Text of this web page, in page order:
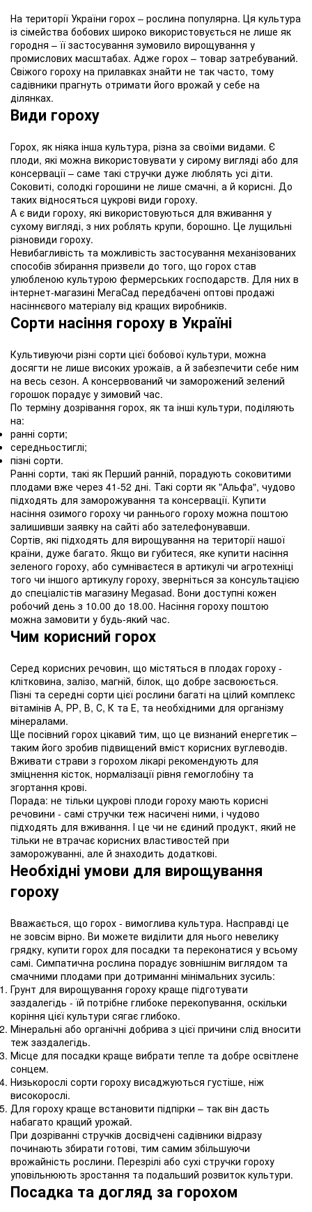
На території України горох – рослина популярна. Ця культура
із сімейства бобових широко використовується не лише як
городня – її застосування зумовило вирощування у
промислових масштабах. Адже горох – товар затребуваний.
Свіжого гороху на прилавках знайти не так часто, тому
садівники прагнуть отримати його врожай у себе на
ділянках.
Види гороху
Горох, як ніяка інша культура, різна за своїми видами. Є
плоди, які можна використовувати у сирому вигляді або для
консервації – саме такі стручки дуже люблять усі діти.
Соковиті, солодкі горошини не лише смачні, а й корисні. До
таких відносяться цукрові види гороху.
А є види гороху, які використовуються для вживання у
сухому вигляді, з них роблять крупи, борошно. Це лущильні
різновиди гороху.
Невибагливість та можливість застосування механізованих
способів збирання призвели до того, що горох став
улюбленою культурою фермерських господарств. Для них в
інтернет-магазині МегаСад передбачені оптові продажі
насіннєвого матеріалу від кращих виробників.
Сорти насіння гороху в Україні
Культивуючи різні сорти цієї бобової культури, можна
досягти не лише високих урожаїв, а й забезпечити себе ним
на весь сезон. А консервований чи заморожений зелений
горошок порадує у зимовий час.
По терміну дозрівання горох, як та інші культури, поділяють
на:
ранні сорти;
середньостиглі;
пізні сорти.
Ранні сорти, такі як Перший ранній, порадують соковитими
плодами вже через 41-52 дні. Такі сорти як "Альфа", чудово
підходять для заморожування та консервації. Купити
насіння озимого гороху чи раннього гороху можна поштою
залишивши заявку на сайті або зателефонувавши.
Сортів, які підходять для вирощування на території нашої
країни, дуже багато. Якщо ви губитеся, яке купити насіння
зеленого гороху, або сумніваєтеся в артикулі чи агротехніці
того чи іншого артикулу гороху, зверніться за консультацією
до спеціалістів магазину Megasad. Вони доступні кожен
робочий день з 10.00 до 18.00. Насіння гороху поштою
можна замовити у будь-який час.
Чим корисний горох
Серед корисних речовин, що містяться в плодах гороху -
клітковина, залізо, магній, білок, що добре засвоюється.
Пізні та середні сорти цієї рослини багаті на цілий комплекс
вітамінів А, РР, В, С, К та Е, та необхідними для організму
мінералами.
Ще посівний горох цікавий тим, що це визнаний енергетик –
таким його зробив підвищений вміст корисних вуглеводів.
Вживати страви з горохом лікарі рекомендують для
зміцнення кісток, нормалізації рівня гемоглобіну та
згортання крові.
Порада: не тільки цукрові плоди гороху мають корисні
речовини - самі стручки теж насичені ними, і чудово
підходять для вживання. І це чи не єдиний продукт, який не
тільки не втрачає корисних властивостей при
заморожуванні, але й знаходить додаткові.
Необхідні умови для вирощування
гороху
Вважається, що горох - вимоглива культура. Насправді це
не зовсім вірно. Ви можете виділити для нього невелику
грядку, купити горох для посадки та переконатися у всьому
самі. Симпатична рослина порадує зовнішнім виглядом та
смачними плодами при дотриманні мінімальних зусиль:
Грунт для вирощування гороху краще підготувати
заздалегідь - їй потрібне глибоке перекопування, оскільки
коріння цієї культури сягає глибоко.
Мінеральні або органічні добрива з цієї причини слід вносити
теж заздалегідь.
Місце для посадки краще вибрати тепле та добре освітлене
сонцем.
Низькорослі сорти гороху висаджуються густіше, ніж
високорослі.
Для гороху краще встановити підпірки – так він дасть
набагато кращий урожай.
При дозріванні стручків досвідчені садівники відразу
починають збирати готові, тим самим збільшуючи
врожайність рослини. Перезрілі або сухі стручки гороху
уповільнюють зростання та подальший розвиток культури.
Посадка та догляд за горохом